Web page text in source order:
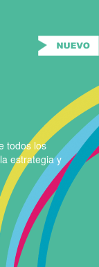
todos los
estrategia y